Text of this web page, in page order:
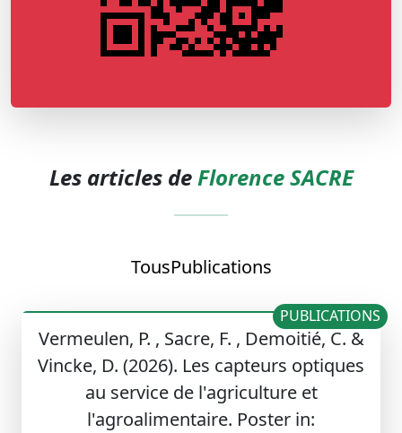
Les articles deFlorence SACRE
TousPublications
Vermeulen, P. , Sacre, F. , Demoitié, C. &
Vincke, D. (2026). Les capteurs optiques
au service de l'agriculture et
l'agroalimentaire. Poster in:
PUBLICATIONS